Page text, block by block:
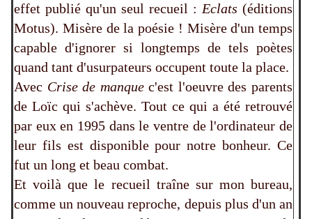
effet publié qu'un seul recueil : Eclats (éditions
Motus). Misère de la poésie ! Misère d'un temps
capable d'ignorer si longtemps de tels poètes
quand tant d'usurpateurs occupent toute la place.
Avec Crise de manquec'est l'oeuvre des parents
de Loïc qui s'achève. Tout ce qui a été retrouvé
par eux en 1995 dans le ventre de l'ordinateur de
leur fils est disponible pour notre bonheur. Ce
fut un long et beau combat.
Et voilà que le recueil traîne sur mon bureau,
comme un nouveau reproche, depuis plus d'un an